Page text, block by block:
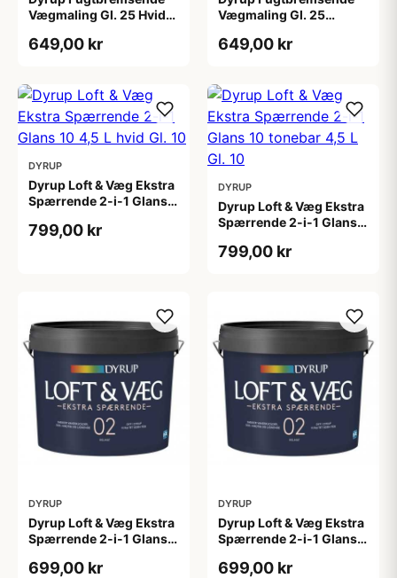
Vægmaling Gl. 25 Hvid
649,00 kr
Vægmaling Gl. 25
649,00 kr
DYRUP
Dyrup Loft & Væg Ekstra
Spærrende 2-i-1 Glans
799,00 kr
DYRUP
Dyrup Loft & Væg Ekstra
Spærrende 2-i-1 Glans
799,00 kr
DYRUP
Dyrup Loft & Væg Ekstra
Spærrende 2-i-1 Glans 2
699,00 kr
DYRUP
Dyrup Loft & Væg Ekstra
Spærrende 2-i-1 Glans 2
699,00 kr